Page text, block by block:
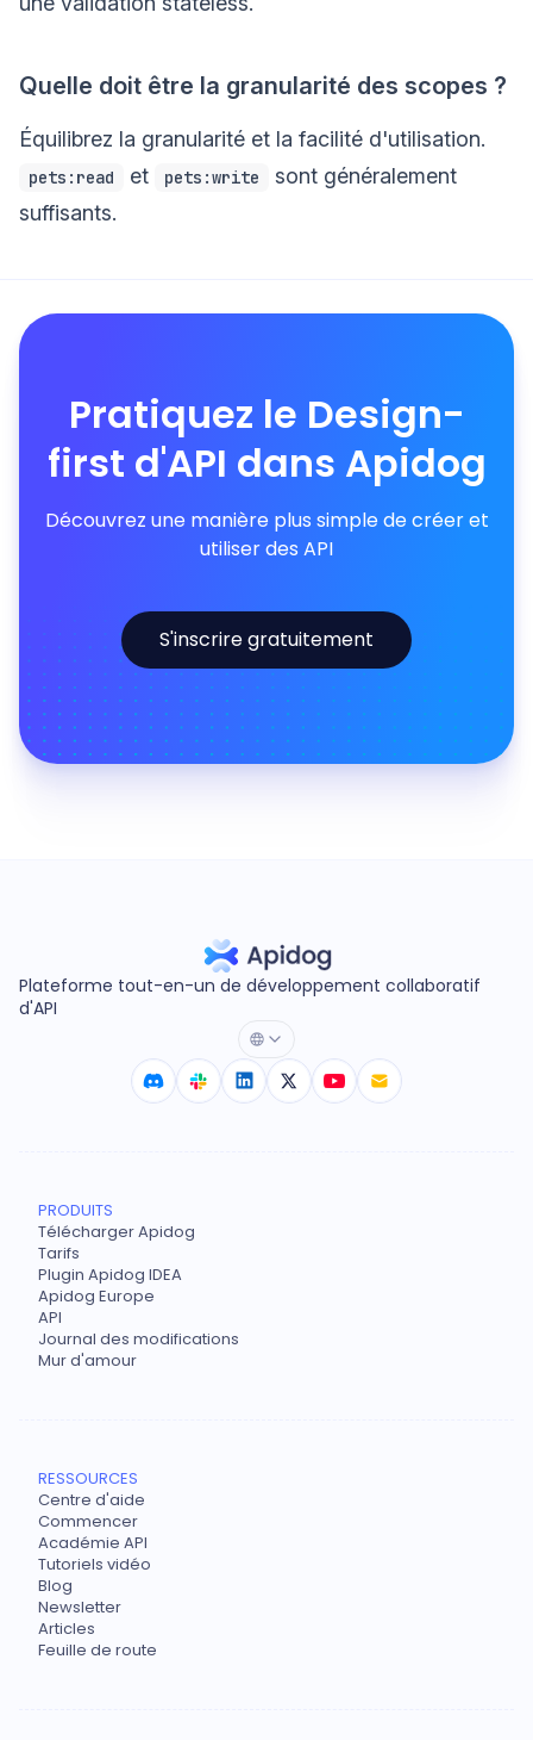
Quelle doit être la granularité des scopes ?
Équilibrez la granularité et la facilité d'utilisation.
pets:read et pets:write
sont généralement
suffisants.
Pratiquez le Design-
first d'API dans Apidog
Découvrez une manière plus simple de créer et
utiliser des API
S'inscrire gratuitement
Plateforme tout-en-un de développement collaboratif
d'API
PRODUITS
Télécharger Apidog
Tarifs
Plugin Apidog IDEA
Apidog Europe
API
Journal des modifications
Mur d'amour
RESSOURCES
Centre d'aide
Commencer
Académie API
Tutoriels vidéo
Blog
Newsletter
Articles
Feuille de route